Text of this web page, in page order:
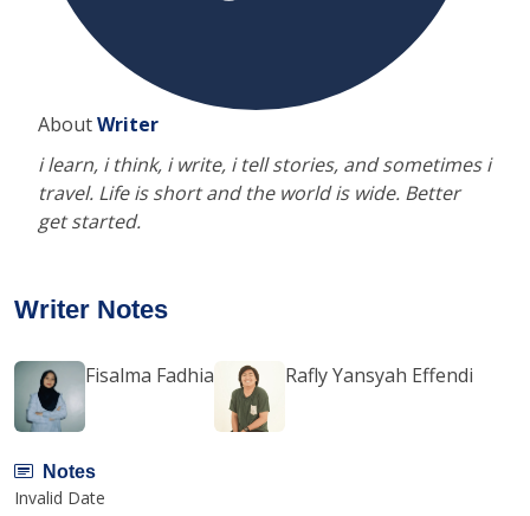
AboutWriter
i learn, i think, i write, i tell stories, and sometimes i
travel. Life is short and the world is wide. Better
get started.
Writer Notes
Fisalma Fadhia Rafly Yansyah Effendi
Notes
Invalid Date